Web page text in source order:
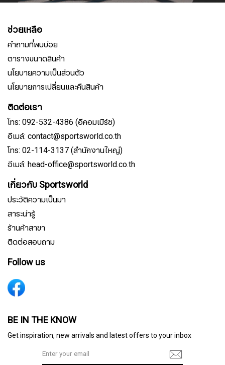
ช่วยเหลือ
คำถามที่พบบ่อย
ตารางขนาดสินค้า
นโยบายความเป็นส่วนตัว
นโยบายการเปลี่ยนและคืนสินค้า
ติดต่อเรา
โทร: 092-532-4386 (อีคอมเมิร์ซ)
อีเมล์: contact@sportsworld.co.th
โทร: 02-114-3137 (สำนักงานใหญ่)
อีเมล์: head-office@sportsworld.co.th
เกี่ยวกับ Sportsworld
ประวัติความเป็นมา
สาระน่ารู้
ร้านค้าสาขา
ติดต่อสอบถาม
Follow us
BE IN THE KNOW
Get inspiration, new arrivals and latest offers to your inbox
สมัครรับจดหมายข่าว